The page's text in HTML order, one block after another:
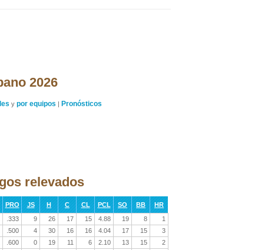
2026
y por equipos | Pronósticos
relevados
PRO JS H C CL PCL SO BB
HR
.333 9 26 17 15 4.88 19 8
1
.500 4 30 16 16 4.04 17 15
3
.600 0 19 11 6 2.10 13 15
2